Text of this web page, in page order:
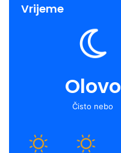
Vrijeme
Olovo
Čisto nebo